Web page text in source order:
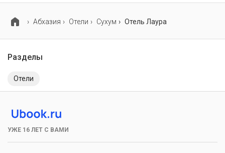
Абхазия Отели Сухум Отель Лаура
Разделы
Отели
УЖЕ 16 ЛЕТ С ВАМИ